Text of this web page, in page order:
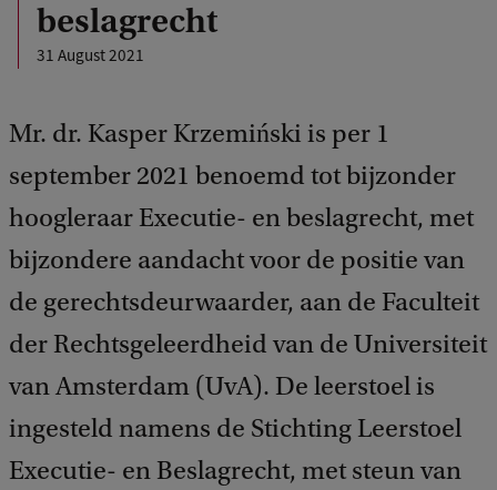
beslagrecht
31 August 2021
Mr. dr. Kasper Krzemiński is per 1
september 2021 benoemd tot bijzonder
hoogleraar Executie- en beslagrecht, met
bijzondere aandacht voor de positie van
de gerechtsdeurwaarder, aan de Faculteit
der Rechtsgeleerdheid van de Universiteit
van Amsterdam (UvA). De leerstoel is
ingesteld namens de Stichting Leerstoel
Executie- en Beslagrecht, met steun van